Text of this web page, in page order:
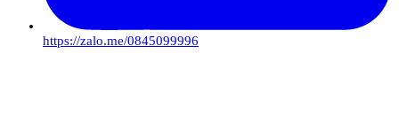
https://zalo.me/0845099996